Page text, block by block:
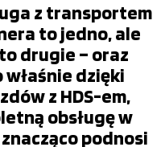
z transportem
to jedno, ale
drugie – oraz
właśnie dzięki
z HDS-em,
obsługę w
podnosi